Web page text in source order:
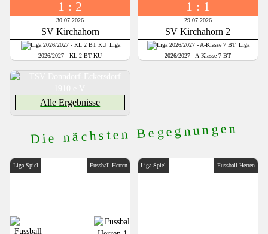
1 : 2
30.07.2026
SV Kirchahorn
Liga
2026/2027 - KL 2 BT KU
1 : 1
29.07.2026
SV Kirchahorn 2
Liga
2026/2027 - A-Klasse 7 BT
Alle Ergebnisse
Die nächsten Begegnungen
Liga-Spiel Fussball Herren Liga-Spiel Fussball Herren